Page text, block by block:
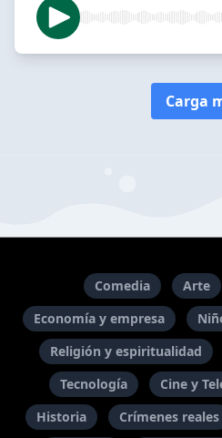
Carga
Comedia Arte
Economía y empresa
Religión y espiritualidad
Tecnología
Cine y
Historia
Crímenes reales